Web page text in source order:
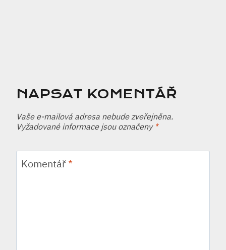
NAPSAT KOMENTÁŘ
Vaše e-mailová adresa nebude zveřejněna.
Vyžadované informace jsou označeny *
Komentář*